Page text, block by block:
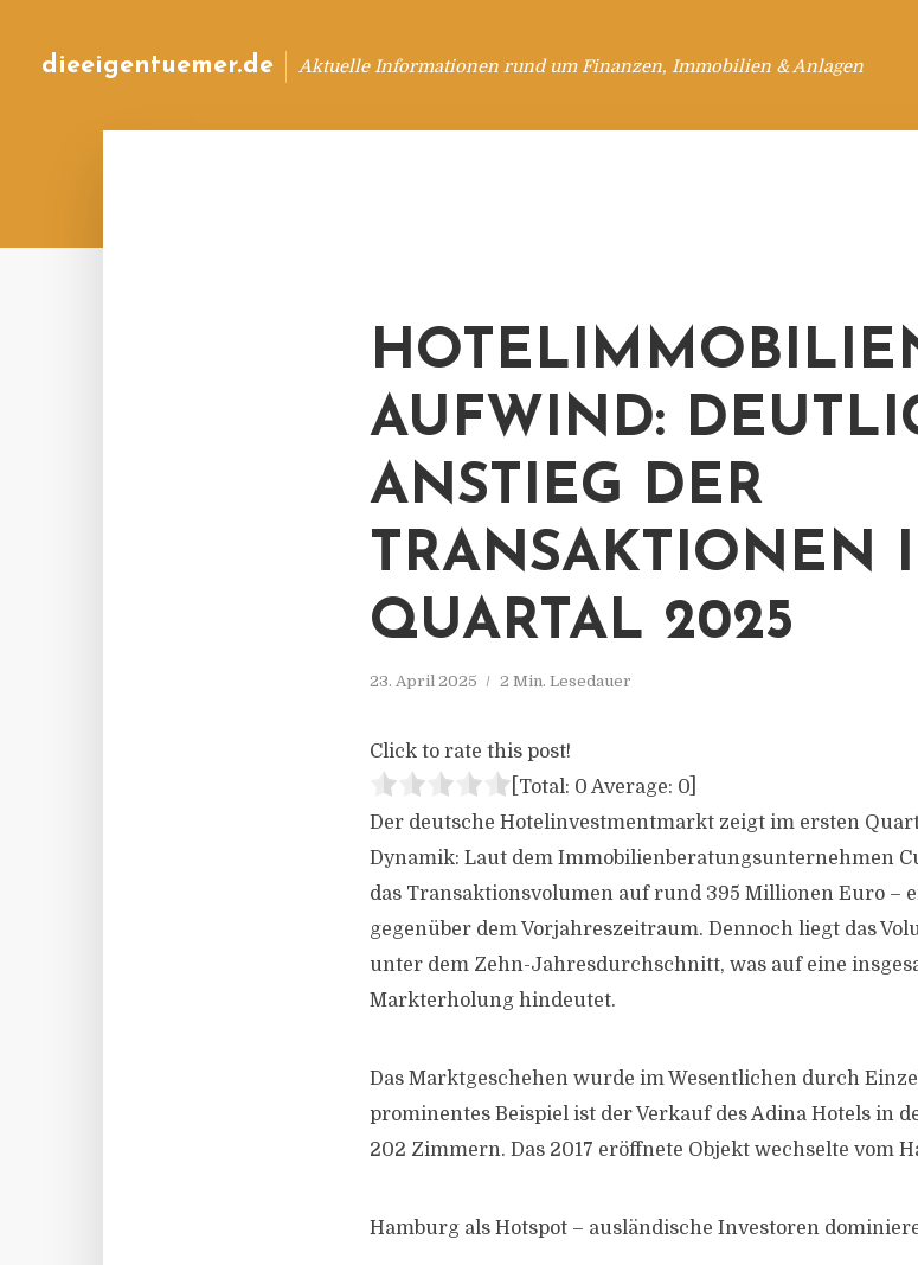
dieeigentuemer.de Aktuelle Informationen rund um Finanzen, Immobilien & Anlagen
AUFWIND:
ANSTIEG DER
TRANSAKTIONEN
QUARTAL 2025
23. April 2025 2 Min. Lesedauer
Click to rate this post!
[Total: 0 Average: 0
Der deutsche Hotelinvestmentmarkt zeigt im ersten
Dynamik: Laut dem Immobilienberatungsunternehmen
das Transaktionsvolumen auf rund 395 Millionen Euro –
gegenüber dem Vorjahreszeitraum. Dennoch liegt das
unter dem Zehn-Jahresdurchschnitt, was auf eine
Markterholung hindeutet.
Das Marktgeschehen wurde im Wesentlichen durch
prominentes Beispiel ist der Verkauf des Adina Hotels in
202 Zimmern. Das 2017 eröffnete Objekt wechselte vom
Hamburg als Hotspot – ausländische Investoren